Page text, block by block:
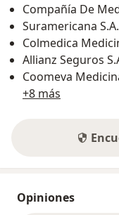
Compañía De
Suramericana S.A.
Colmedica
Allianz Seguros
Coomeva
+8 más
Opiniones